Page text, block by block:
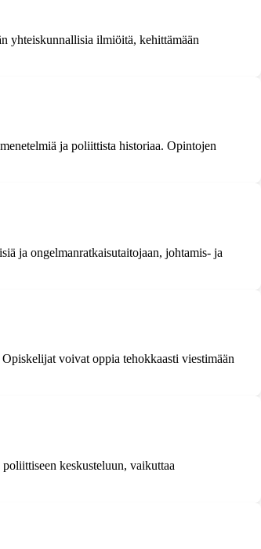
yhteiskunnallisia ilmiöitä, kehittämään
ja poliittista historiaa. Opintojen
ja ongelmanratkaisutaitojaan, johtamis- ja
voivat oppia tehokkaasti viestimään
keskusteluun, vaikuttaa